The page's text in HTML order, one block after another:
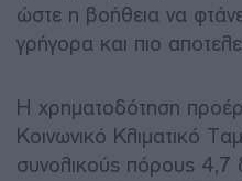
ώστε η βοήθεια να
γρήγορα και πιο
Η χρηματοδότηση
Κοινωνικό Κλιματικό
συνολικούς πόρους 4,7